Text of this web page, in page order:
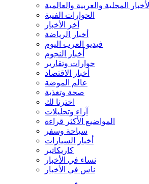
المحلية والعربية والعالمية
الحوارات الفنية
آخر الأخبار
أخبار الرياضة
فيديو العرب اليوم
أخبار النجوم
حوارات وتقارير
أخبار الاقتصاد
عالم الموضة
صحة وتغذية
اخترنا لك
آراء وتحليلات
المواضيع الأكثر قراءة
سياحة وسفر
أخبار السيارات
كاريكاتير
نساء في الأخبار
ناس في الأخبار